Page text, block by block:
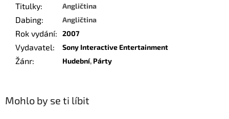
Mohlo by se ti líbit
Titulky: Angličtina
Dabing: Angličtina
Rok vydání: 2007
Vydavatel: Sony Interactive Entertainment
Žánr: Hudební, Párty